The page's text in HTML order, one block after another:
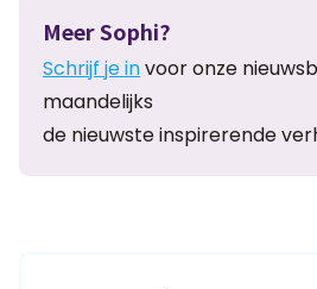
Meer Sophi?
Schrijf je invoor onze
maandelijks
de nieuwste inspirerende